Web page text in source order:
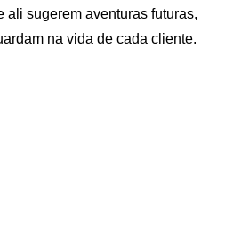
ali sugerem aventuras futuras,
na vida de cada cliente.